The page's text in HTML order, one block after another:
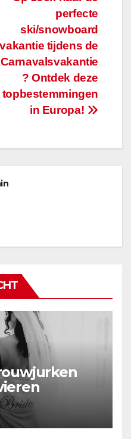
perfecte
ski/snowboard
vakantie tijdens de
Carnavalsvakantie
? Ontdek deze
topbestemmingen
in Europa!